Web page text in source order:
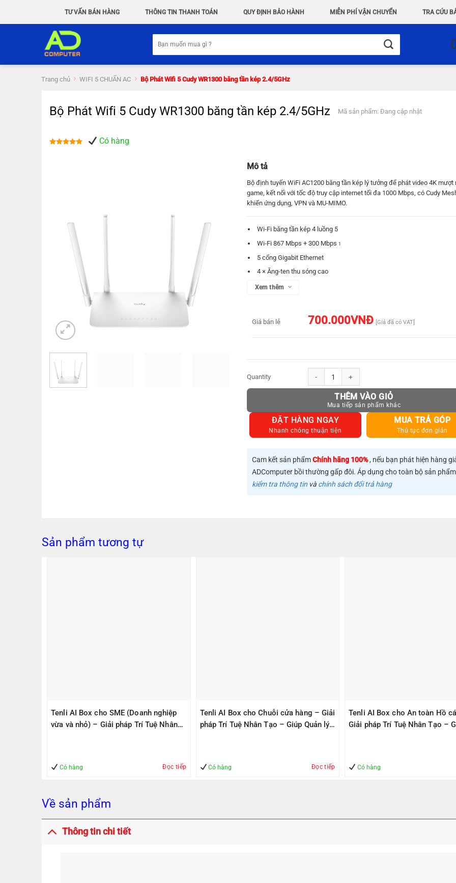
TƯ VẤN BÁN HÀNG THÔNG TIN THANH TOÁN QUY ĐỊNH BẢO HÀNH MIỄN PHÍ VẬN CHUYỂN TRA CỨU
kiếm:
Trang chủ WIFI 5 CHUẨN AC Bộ Phát Wifi 5 Cudy WR1300 băng tần kép 2.4/5GHz
Bộ Phát Wifi 5 Cudy WR1300 băng tần kép 2.4/5GHz Mã sản phẩm: Đang cập nhật
Có hàng
Mô tả
Bộ định tuyến WiFi AC1200 băng tần kép lý tưởng để phát video 4K mượt
game, kết nối với tốc độ truy cập internet tối đa 1000 Mbps, có Cudy
khiển ứng dụng, VPN và MU-MIMO.
Wi-Fi băng tần kép 4 luồng 5
Wi-Fi 867 Mbps + 300 Mbps1
5 cổng Gigabit Ethernet
4 × Ăng-ten thu sóng cao
50 Thiết bị được kết nối
Cudy Mesh, Máy chủ và Máy khách VPN
Xem thêm
Giá bán lẻ 700.000VNĐ [Giá đã có VAT]
Bộ Phát Wifi 5 Cudy WR1300 băng tần kép 2.4/5GHz số lượng
THÊM VÀO GIỎ
ĐẶT HÀNG NGAY
Nhanh chóng thuận tiện
MUA TRẢ GÓP
Thủ tục đơn giản
Cam kết sản phẩmChính hãng 100%, nếu bạn phát hiện hàng
ADComputer bồi thường gấp đôi. Áp dụng cho toàn bộ sản
kiểm tra thông tin và chính sách đổi trả hàng
Sản phẩm tương tự
Tenli AI Box cho SME (Doanh nghiệp
vừa và nhỏ) – Giải pháp Trí Tuệ Nhân
Có hàng Đọc tiếp
Tenli AI Box cho Chuỗi cửa hàng – Giải
pháp Trí Tuệ Nhân Tạo – Giúp Quản lý
Có hàng Đọc tiếp
Tenli AI Box cho An toàn Hồ
Giải pháp Trí Tuệ Nhân Tạo –
Có hàng
Về sản phẩm
Thông tin chi tiết